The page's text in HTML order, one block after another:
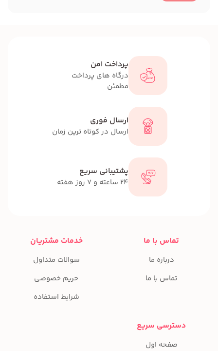
پرداخت امن
درگاه های پرداخت
مطمئن
ارسال فوری
ارسال در کوتاه ترین زمان
پشتیبانی سریع
24 ساعته و 7 روز هفته
تماس با ما
درباره ما
تماس با ما
خدمات مشتریان
سوالات متداول
حریم خصوصی
شرایط استفاده
دسترسی سریع
صفحه اول